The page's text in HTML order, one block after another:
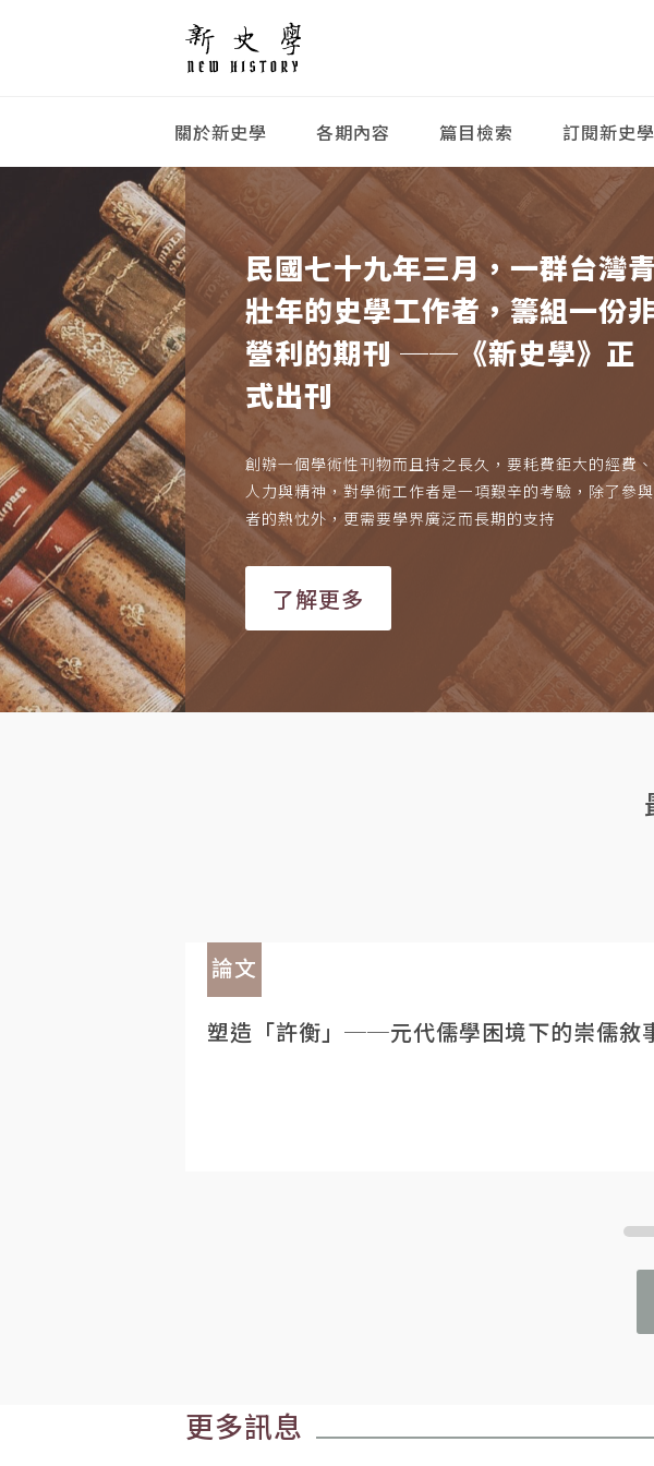
關於新史學 各期內容 篇目檢索 訂閱新史學
民國七十九年三月，一群台灣青
壯年的史學工作者，籌組一份
營利的期刊 ──《新史學》正
式出刊
創辦一個學術性刊物而且持之長久，要耗費鉅大的經費、
人力與精神，對學術工作者是一項艱辛的考驗，除了參與
者的熱忱外，更需要學界廣泛而長期的支持
了解更多
論文
塑造「許衡」──元代儒學困境下的崇儒敘
更多訊息